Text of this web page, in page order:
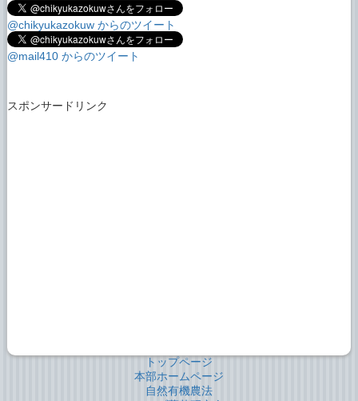
@chikyukazokuw からのツイート
@mail410 からのツイート
スポンサードリンク
トップページ
本部ホームページ
自然有機農法